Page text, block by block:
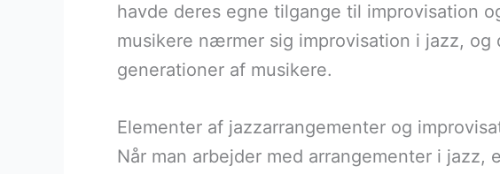
havde deres egne tilgange til improvisation
musikere nærmer sig improvisation i jazz,
generationer af musikere.
Elementer af jazzarrangementer og
Når man arbejder med arrangementer i